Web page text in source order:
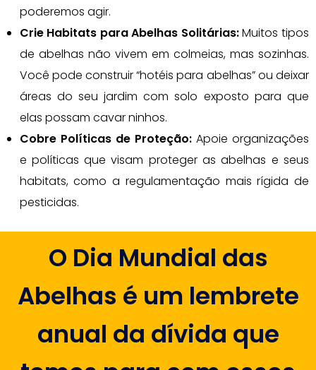
poderemos agir.
Crie Habitats para Abelhas Solitárias:Muitos tipos
de abelhas não vivem em colmeias, mas sozinhas.
Você pode construir “hotéis para abelhas” ou deixar
áreas do seu jardim com solo exposto para que
elas possam cavar ninhos.
Cobre Políticas de Proteção:Apoie organizações
e políticas que visam proteger as abelhas e seus
habitats, como a regulamentação mais rígida de
pesticidas.
O Dia Mundial das
Abelhas é um lembrete
anual da dívida que